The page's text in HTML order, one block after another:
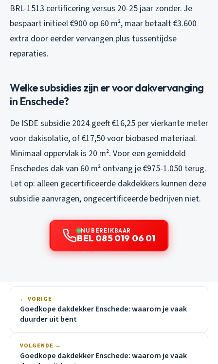
BRL-1513 certificering versus 20-25 jaar zonder. Je
bespaart initieel €900 op 60 m², maar betaalt €3.600
extra door eerder vervangen plus tussentijdse
reparaties.
Welke subsidies zijn er voor dakvervanging
in Enschede?
De ISDE subsidie 2024 geeft €16,25 per vierkante meter
voor dakisolatie, of €17,50 voor biobased materiaal.
Minimaal oppervlak is 20 m². Voor een gemiddeld
Enschedes dak van 60 m² ontvang je €975-1.050 terug.
Let op: alleen gecertificeerde dakdekkers kunnen deze
subsidie aanvragen, ongecertificeerde bedrijven niet.
NU BEREIKBAAR
BEL 085 019 06 01
← VORIGE
Goedkope dakdekker Enschede: waarom je vaak
duurder uit bent
VOLGENDE →
Goedkope dakdekker Enschede: waarom je vaak